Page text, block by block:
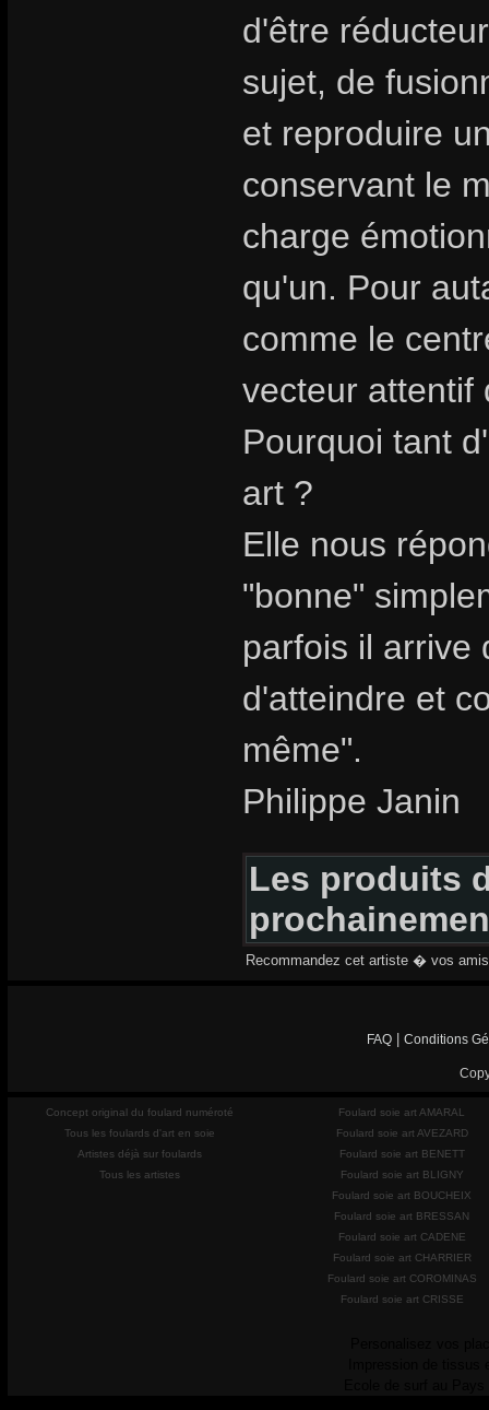
d'être
sujet, de
et reproduire
conservant le
charge
qu'un. Pour
comme le
vecteur attentif
Pourquoi tant
art ?
Elle nous
"bonne"
parfois il arrive
d'atteindre et
même".
Philippe Janin
Les produits
Recommandez cet artiste � vos
FAQ Conditions
Concept original du foulard numéroté
Tous les foulards d'art en soie
Artistes déjà sur foulards
Tous les artistes
Foulard soie art AMARAL
Foulard soie art AVEZARD
Foulard soie art BENETT
Foulard soie art BLIGNY
Foulard soie art BOUCHEIX
Foulard soie art BRESSAN
Foulard soie art CADENE
Foulard soie art CHARRIER
Foulard soie art COROMINAS
Foulard soie art CRISSE